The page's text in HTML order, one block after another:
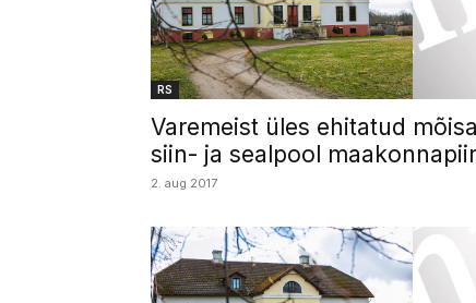
RS
Varemeist üles ehitatud
siin- ja sealpool
2. aug 2017